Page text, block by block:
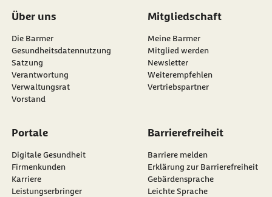
Über uns
Die Barmer
Gesundheitsdatennutzung
Satzung
Verantwortung
Verwaltungsrat
Vorstand
Mitgliedschaft
Meine Barmer
Mitglied werden
Newsletter
externer Link:
Weiterempfehlen
Vertriebspartner
Portale
Digitale Gesundheit
Firmenkunden
Karriere
Leistungserbringer
Barrierefreiheit
Barriere melden
Erklärung zur Barrierefreiheit
Gebärdensprache
Leichte Sprache